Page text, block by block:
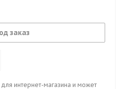
заказ
для интернет-магазина и может